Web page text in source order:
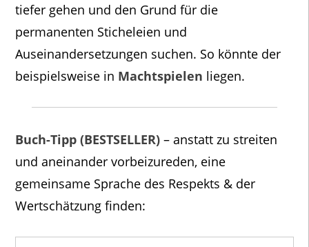
tiefer gehen und den Grund für die
permanenten Sticheleien und
Auseinandersetzungen suchen. So könnte der
beispielsweise in Machtspielen liegen.
Buch-Tipp (BESTSELLER)– anstatt zu streiten
und aneinander vorbeizureden, eine
gemeinsame Sprache des Respekts & der
Wertschätzung finden: